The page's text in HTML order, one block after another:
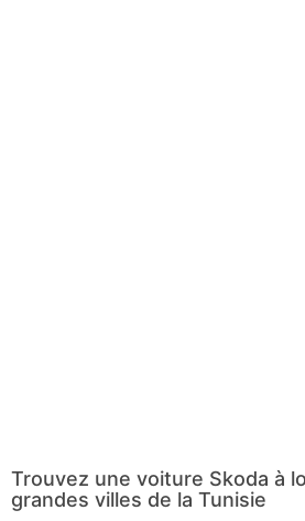
Trouvez une voiture Skoda à
grandes villes de la Tunisie